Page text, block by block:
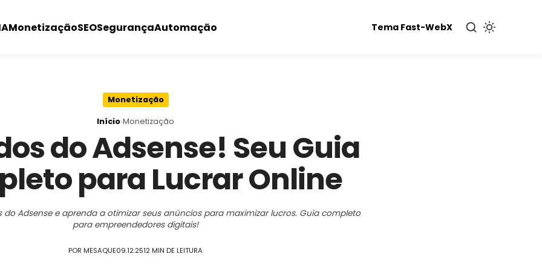
MonetizaçãoSEOSegurançaAutomação Tema Fast-WebX
Monetização
Início›Monetização
do Adsense! Seu Guia
para Lucrar Online
do Adsense e aprenda a otimizar seus anúncios para maximizar lucros. Guia completo
para empreendedores digitais!
POR MESAQUE09.12.2512 MIN DE LEITURA